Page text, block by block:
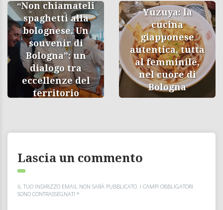
“Non chiamateli
spaghetti alla
bolognese. Un
souvenir di
Bologna”: un
dialogo tra
eccellenze del
territorio
Yuzuya: la
cucina
giapponese
autentica, tutta
al femminile,
nel cuore di
Bologna
Lascia un commento
IL TUO INDIRIZZO EMAIL NON SARÀ PUBBLICATO. I CAMPI OBBLIGATORI
SONO CONTRASSEGNATI *